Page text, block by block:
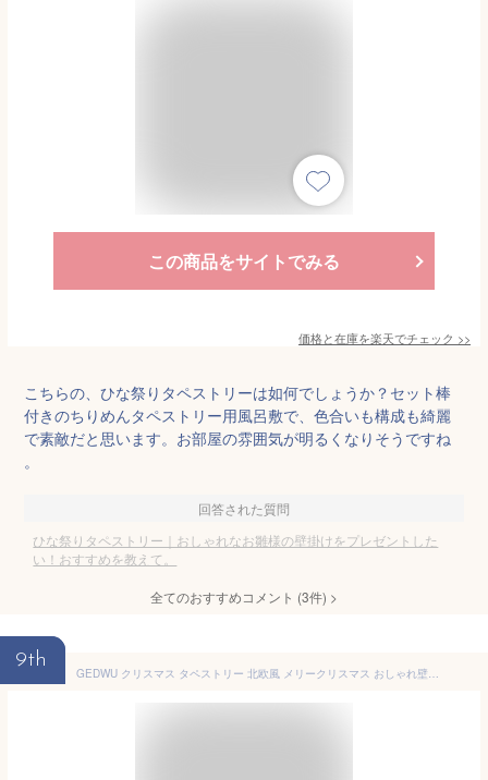
この商品をサイトでみる
価格と在庫を楽天でチェック >>
こちらの、ひな祭りタペストリーは如何でしょうか？セット棒
付きのちりめんタペストリー用風呂敷で、色合いも構成も綺麗
で素敵だと思います。お部屋の雰囲気が明るくなりそうですね
。
回答された質問
ひな祭りタペストリー｜おしゃれなお雛様の壁掛けをプレゼントした
い！おすすめを教えて。
全てのおすすめコメント (3件) >
9th
GEDWU クリスマス タペストリー 北欧風 メリークリスマス おしゃれ壁掛け 壁飾り インテリア ウォールデコレーション 多機能 布ポスター デザイン 部屋飾り クリスマスデコ 間仕切り 230*180 寝室 リビング おしゃれ モダン 部屋飾り